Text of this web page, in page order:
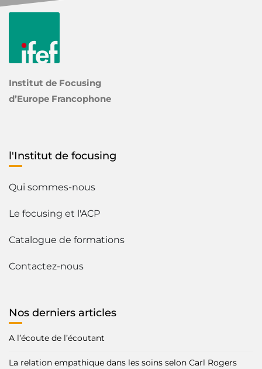
Institut de Focusing
d’Europe Francophone
l'Institut de focusing
Qui sommes-nous
Le focusing et l'ACP
Catalogue de formations
Contactez-nous
Nos derniers articles
A l’écoute de l’écoutant
La relation empathique dans les soins selon Carl Rogers